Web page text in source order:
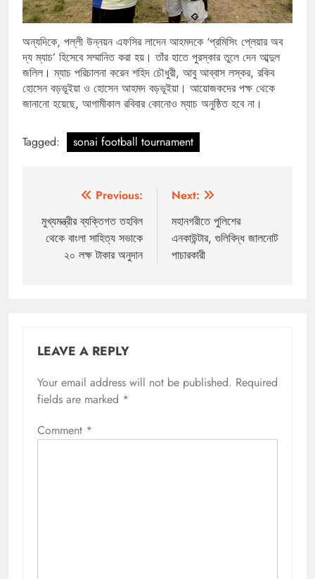
অন্যদিকে, পল্লী উন্নয়ন এফসির লাদেন আহমদকে ‘প্রমিসিং প্লেয়ার অব
দ্য ম্যাচ’ হিসেবে সম্মানিত করা হয়। তাঁর হাতে পুরস্কার তুলে দেন আব্দুল
জলিল। ম্যাচ পরিচালনা করেন শহিদ চৌধুরী, আবু আব্বাস লস্কর, রকিব
হোসেন বড়ভূইয়া ও হোসেন আহমদ বড়ভূইয়া। আয়োজকদের পক্ষ থেকে
জানানো হয়েছে, আগামীকাল রবিবার কোনোও ম্যাচ অনুষ্ঠিত হবে না।
Tagged: sonai football tournament
navigation
Previous:
মুখ্যমন্ত্রীর ব্যক্তিগত তহবিল
থেকে বাংলা সাহিত্য সভাকে
২০ লক্ষ টাকার অনুদান
Next:
মহানগরীতে পুলিশের
এনকাউন্টার, গুলিবিদ্ধ জালনোট
পাচারকারী
LEAVE A REPLY
Your email address will not be published. Required
fields are marked *
Comment *